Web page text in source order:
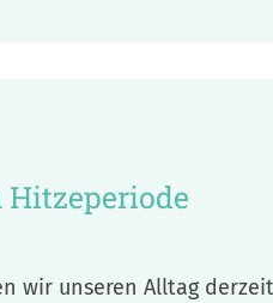
wir unseren Alltag